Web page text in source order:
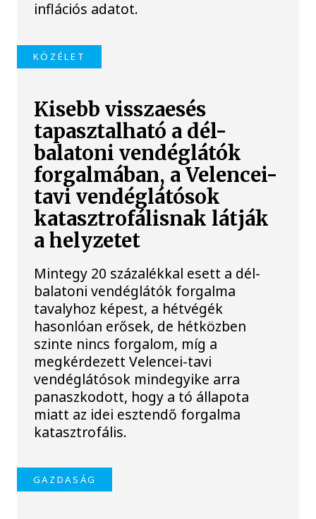
inflációs adatot.
KÖZÉLET
Kisebb visszaesés
tapasztalható a dél-
balatoni vendéglátók
forgalmában, a Velencei-
tavi vendéglátósok
katasztrofálisnak látják
a helyzetet
Mintegy 20 százalékkal esett a dél-
balatoni vendéglátók forgalma
tavalyhoz képest, a hétvégék
hasonlóan erősek, de hétközben
szinte nincs forgalom, míg a
megkérdezett Velencei-tavi
vendéglátósok mindegyike arra
panaszkodott, hogy a tó állapota
miatt az idei esztendő forgalma
katasztrofális.
GAZDASÁG